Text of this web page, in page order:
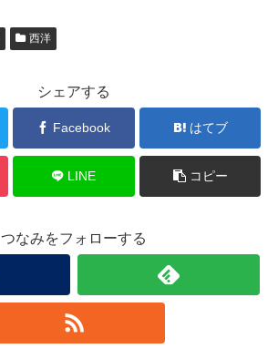
西洋
シェアする
Facebook はてブ
LINE コピー
つなみをフォローする